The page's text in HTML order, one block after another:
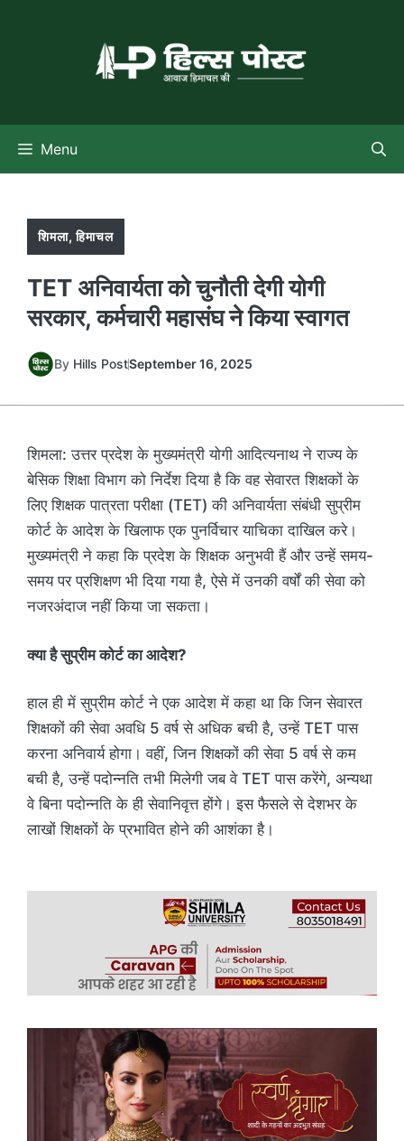
Menu
शिमला,हिमाचल
TET अनिवार्यता को चुनौती देगी योगी
सरकार, कर्मचारी महासंघ ने किया स्वागत
By Hills PostSeptember 16, 2025
शिमला: उत्तर प्रदेश के मुख्यमंत्री योगी आदित्यनाथ ने राज्य के
बेसिक शिक्षा विभाग को निर्देश दिया है कि वह सेवारत शिक्षकों के
लिए शिक्षक पात्रता परीक्षा (TET) की अनिवार्यता संबंधी सुप्रीम
कोर्ट के आदेश के खिलाफ एक पुनर्विचार याचिका दाखिल करे।
मुख्यमंत्री ने कहा कि प्रदेश के शिक्षक अनुभवी हैं और उन्हें समय-
समय पर प्रशिक्षण भी दिया गया है, ऐसे में उनकी वर्षों की सेवा को
नजरअंदाज नहीं किया जा सकता।
क्या है सुप्रीम कोर्ट का आदेश?
हाल ही में सुप्रीम कोर्ट ने एक आदेश में कहा था कि जिन सेवारत
शिक्षकों की सेवा अवधि 5 वर्ष से अधिक बची है, उन्हें TET पास
करना अनिवार्य होगा। वहीं, जिन शिक्षकों की सेवा 5 वर्ष से कम
बची है, उन्हें पदोन्नति तभी मिलेगी जब वे TET पास करेंगे, अन्यथा
वे बिना पदोन्नति के ही सेवानिवृत्त होंगे। इस फैसले से देशभर के
लाखों शिक्षकों के प्रभावित होने की आशंका है।